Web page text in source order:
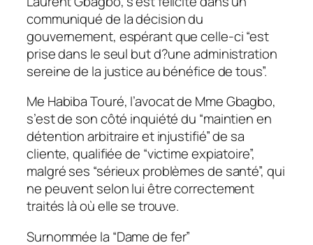
communiqué de la décision du
gouvernement, espérant que celle-ci “est
prise dans le seul but d?une administration
sereine de la justice au bénéfice de tous”.
Me Habiba Touré, l’avocat de Mme Gbagbo,
s’est de son côté inquiété du “maintien en
détention arbitraire et injustifié” de sa
cliente, qualifiée de “victime expiatoire”,
malgré ses “sérieux problèmes de santé”, qui
ne peuvent selon lui être correctement
traités là où elle se trouve.
Surnommée la “Dame de fer”